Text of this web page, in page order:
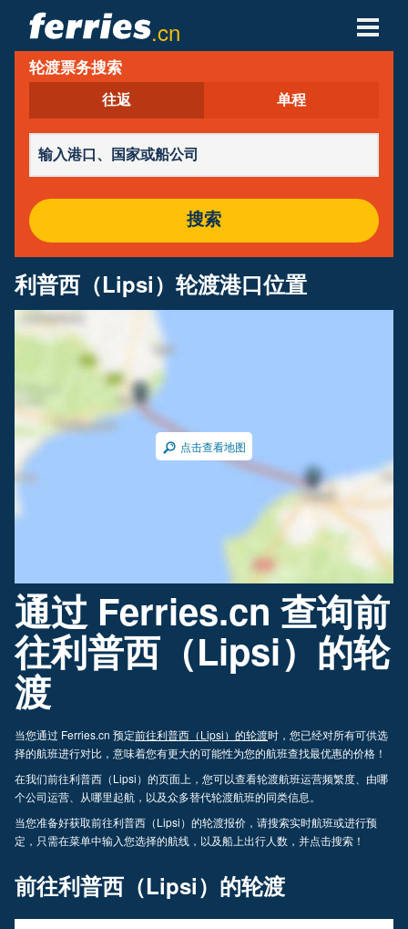
.cn
轮渡公司
轮渡目的地
轮渡航线
轮渡港口
管理预定
轮渡票务搜索
往返 单程
搜索
利普西（Lipsi）轮渡港口位置
点击查看地图
通过 Ferries.cn 查询前
往利普西（Lipsi）的轮
渡
当您通过 Ferries.cn 预定前往利普西（Lipsi）的轮渡时，您已经对所有可供选
择的航班进行对比，意味着您有更大的可能性为您的航班查找最优惠的价格！
在我们前往利普西（Lipsi）的页面上，您可以查看轮渡航班运营频繁度、由哪
个公司运营、从哪里起航，以及众多替代轮渡航班的同类信息。
当您准备好获取前往利普西（Lipsi）的轮渡报价，请搜索实时航班或进行预
定，只需在菜单中输入您选择的航线，以及船上出行人数，并点击搜索！
前往利普西（Lipsi）的轮渡